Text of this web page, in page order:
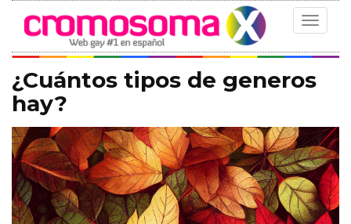
Toggle
¿Cuántos tipos de generos
hay?